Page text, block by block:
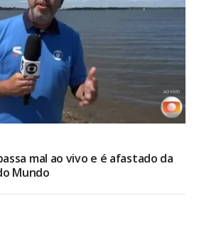
mal ao vivo e é afastado da
Mundo